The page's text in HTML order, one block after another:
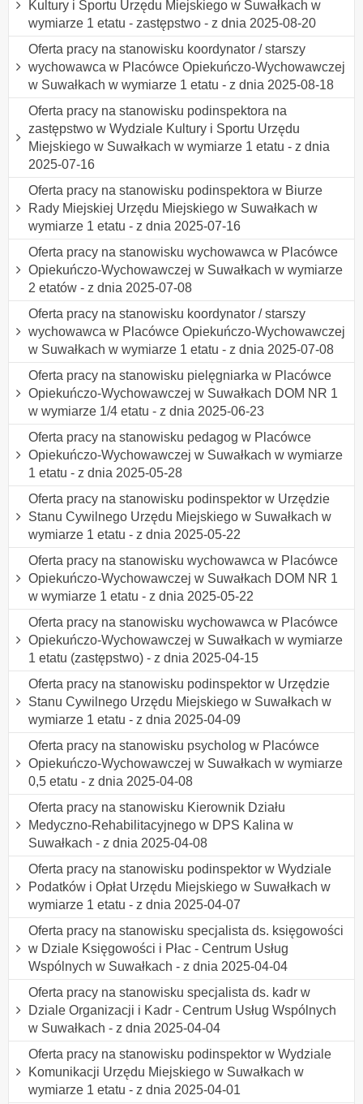
Kultury i Sportu Urzędu Miejskiego w Suwałkach w
wymiarze 1 etatu - zastępstwo - z dnia 2025-08-20
Oferta pracy na stanowisku koordynator / starszy
wychowawca w Placówce Opiekuńczo-Wychowawczej
w Suwałkach w wymiarze 1 etatu - z dnia 2025-08-18
Oferta pracy na stanowisku podinspektora na
zastępstwo w Wydziale Kultury i Sportu Urzędu
Miejskiego w Suwałkach w wymiarze 1 etatu - z dnia
2025-07-16
Oferta pracy na stanowisku podinspektora w Biurze
Rady Miejskiej Urzędu Miejskiego w Suwałkach w
wymiarze 1 etatu - z dnia 2025-07-16
Oferta pracy na stanowisku wychowawca w Placówce
Opiekuńczo-Wychowawczej w Suwałkach w wymiarze
2 etatów - z dnia 2025-07-08
Oferta pracy na stanowisku koordynator / starszy
wychowawca w Placówce Opiekuńczo-Wychowawczej
w Suwałkach w wymiarze 1 etatu - z dnia 2025-07-08
Oferta pracy na stanowisku pielęgniarka w Placówce
Opiekuńczo-Wychowawczej w Suwałkach DOM NR 1
w wymiarze 1/4 etatu - z dnia 2025-06-23
Oferta pracy na stanowisku pedagog w Placówce
Opiekuńczo-Wychowawczej w Suwałkach w wymiarze
1 etatu - z dnia 2025-05-28
Oferta pracy na stanowisku podinspektor w Urzędzie
Stanu Cywilnego Urzędu Miejskiego w Suwałkach w
wymiarze 1 etatu - z dnia 2025-05-22
Oferta pracy na stanowisku wychowawca w Placówce
Opiekuńczo-Wychowawczej w Suwałkach DOM NR 1
w wymiarze 1 etatu - z dnia 2025-05-22
Oferta pracy na stanowisku wychowawca w Placówce
Opiekuńczo-Wychowawczej w Suwałkach w wymiarze
1 etatu (zastępstwo) - z dnia 2025-04-15
Oferta pracy na stanowisku podinspektor w Urzędzie
Stanu Cywilnego Urzędu Miejskiego w Suwałkach w
wymiarze 1 etatu - z dnia 2025-04-09
Oferta pracy na stanowisku psycholog w Placówce
Opiekuńczo-Wychowawczej w Suwałkach w wymiarze
0,5 etatu - z dnia 2025-04-08
Oferta pracy na stanowisku Kierownik Działu
Medyczno-Rehabilitacyjnego w DPS Kalina w
Suwałkach - z dnia 2025-04-08
Oferta pracy na stanowisku podinspektor w Wydziale
Podatków i Opłat Urzędu Miejskiego w Suwałkach w
wymiarze 1 etatu - z dnia 2025-04-07
Oferta pracy na stanowisku specjalista ds. księgowości
w Dziale Księgowości i Płac - Centrum Usług
Wspólnych w Suwałkach - z dnia 2025-04-04
Oferta pracy na stanowisku specjalista ds. kadr w
Dziale Organizacji i Kadr - Centrum Usług Wspólnych
w Suwałkach - z dnia 2025-04-04
Oferta pracy na stanowisku podinspektor w Wydziale
Komunikacji Urzędu Miejskiego w Suwałkach w
wymiarze 1 etatu - z dnia 2025-04-01